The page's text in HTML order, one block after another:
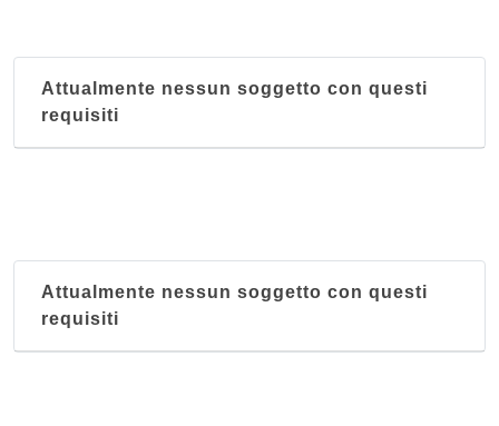
Attualmente nessun soggetto con questi
requisiti
Attualmente nessun soggetto con questi
requisiti